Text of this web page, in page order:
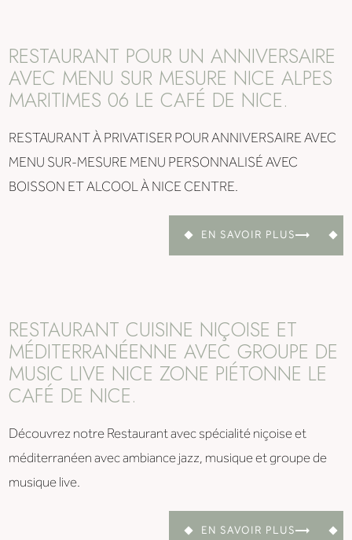
RESTAURANT POUR UN ANNIVERSAIRE
AVEC MENU SUR MESURE NICE ALPES
MARITIMES 06 LE CAFÉ DE NICE.
RESTAURANT À PRIVATISER POUR ANNIVERSAIRE AVEC
MENU SUR-MESURE MENU PERSONNALISÉ AVEC
BOISSON ET ALCOOL À NICE CENTRE.
EN SAVOIR PLUS
RESTAURANT CUISINE NIÇOISE ET
MÉDITERRANÉENNE AVEC GROUPE DE
MUSIC LIVE NICE ZONE PIÉTONNE LE
CAFÉ DE NICE.
Découvrez notre Restaurant avec spécialité niçoise et
méditerranéen avec ambiance jazz, musique et groupe de
musique live.
EN SAVOIR PLUS